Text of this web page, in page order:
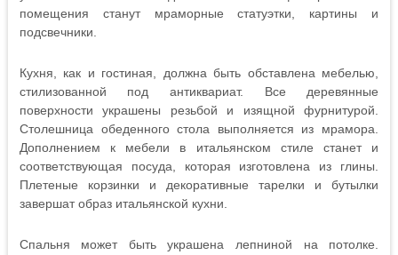
помещения станут мраморные статуэтки, картины и
подсвечники.
Кухня, как и гостиная, должна быть обставлена мебелью,
стилизованной под антиквариат. Все деревянные
поверхности украшены резьбой и изящной фурнитурой.
Столешница обеденного стола выполняется из мрамора.
Дополнением к мебели в итальянском стиле станет и
соответствующая посуда, которая изготовлена из глины.
Плетеные корзинки и декоративные тарелки и бутылки
завершат образ итальянской кухни.
Спальня может быть украшена лепниной на потолке.